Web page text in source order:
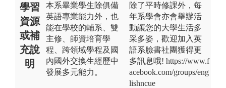
學習
資源
或補
充說
明
本系畢業學生除俱備
英語專業能力外，也
能在學校的輔系、雙
主修、師資培育學
程、跨領域學程及國
內國外交換生經歷中
發展多元能力。
除了平時修課外，每
年系學會亦會舉辦活
動讓您的大學生活多
采多姿，歡迎加入英
語系臉書社團獲得更
多訊息哦! https://www.f
acebook.com/groups/eng
lishncue